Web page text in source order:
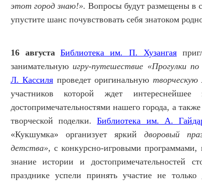
этот город знаю!». Вопросы будут размещены в
упустите шанс почувствовать себя знатоком
16 августа Библиотека им. П. Хузангая
занимательную игру-путешествие «Прогулки
Л. Кассиля проведет оригинальную творческую
участников которой ждет
достопримечательностями нашего города, а
творческой поделки.Библиотека им. А.
«Кукшумка» организует яркий дворовый
детства», с конкурсно-игровыми
знание истории и
празднике успели принять участие не